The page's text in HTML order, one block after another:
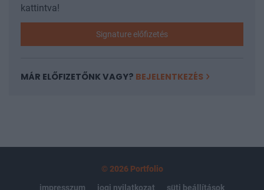
kattintva!
Signature előfizetés
MÁR ELŐFIZETŐNK VAGY? BEJELENTKEZÉS
© 2026 Portfolio
impresszum
jogi nyilatkozat süti beállítások